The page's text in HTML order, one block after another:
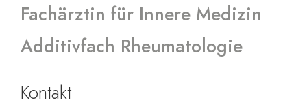
Fachärztin für Innere Medizin
Additivfach Rheumatologie
Kontakt